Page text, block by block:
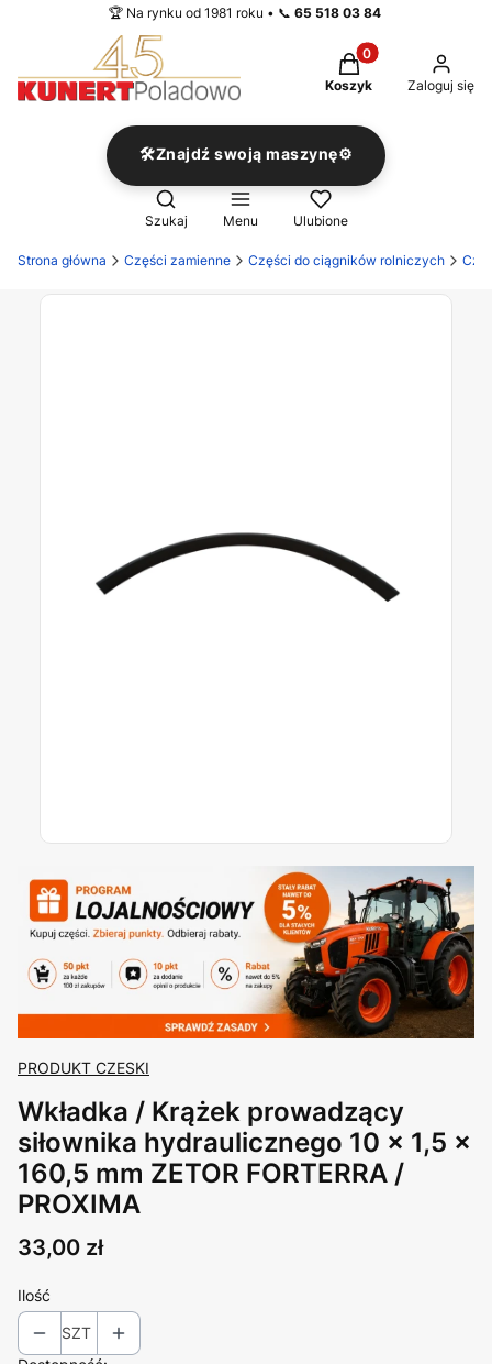
🏆 Na rynku od 1981 roku • 📞 65 518 03 84
Produkty w
Koszyk Zaloguj się
🛠️Znajdź swoją maszynę⚙️
Otwórz wyszukiwarkę
Szukaj Menu Ulubione
Strona główna Części zamienne Części do ciągników rolniczych
PRODUKT CZESKI
Wkładka / Krążek prowadzący
siłownika hydraulicznego 10 x 1,5 x
160,5 mm ZETOR FORTERRA /
PROXIMA
Cena
33,00 zł
Ilość
SZT